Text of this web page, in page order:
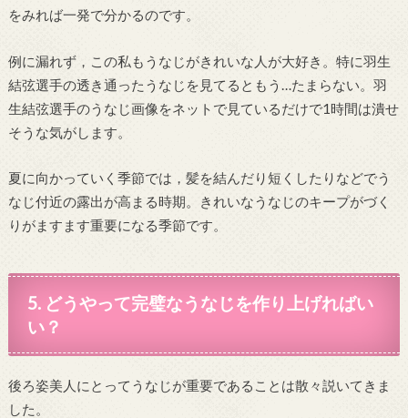
をみれば一発で分かるのです。
例に漏れず，この私もうなじがきれいな人が大好き。特に羽生
結弦選手の透き通ったうなじを見てるともう…たまらない。羽
生結弦選手のうなじ画像をネットで見ているだけで1時間は潰せ
そうな気がします。
夏に向かっていく季節では，髪を結んだり短くしたりなどでう
なじ付近の露出が高まる時期。きれいなうなじのキープがづく
りがますます重要になる季節です。
5. どうやって完璧なうなじを作り上げればい
い？
後ろ姿美人にとってうなじが重要であることは散々説いてきま
した。